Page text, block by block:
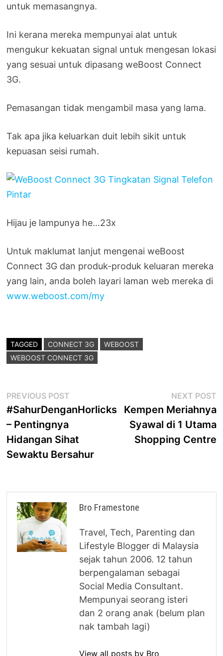
untuk memasangnya.
Ini kerana mereka mempunyai alat untuk
mengukur kekuatan signal untuk mengesan lokasi
yang sesuai untuk dipasang weBoost Connect
3G.
Pemasangan tidak mengambil masa yang lama.
Tak apa jika keluarkan duit lebih sikit untuk
kepuasan seisi rumah.
Hijau je lampunya he…23x
Untuk maklumat lanjut mengenai weBoost
Connect 3G dan produk-produk keluaran mereka
yang lain, anda boleh layari laman web mereka di
www.weboost.com/my
TAGGED CONNECT 3G
WEBOOST
WEBOOST CONNECT 3G
Post
navigation
PREVIOUS POST
post:
#SahurDenganHorlicks
– Pentingnya
Hidangan Sihat
Sewaktu Bersahur
NEXT POST
Kempen Meriahnya
Syawal di 1 Utama
Shopping Centre
Bro Framestone
Travel, Tech, Parenting dan
Lifestyle Blogger di Malaysia
sejak tahun 2006. 12 tahun
berpengalaman sebagai
Social Media Consultant.
Mempunyai seorang isteri
dan 2 orang anak (belum plan
nak tambah lagi)
View all posts by Bro